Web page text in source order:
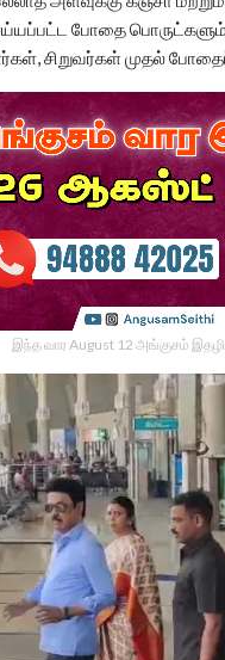
போதை
சிறுவர்கள் முதல் போதைப்
இந்த வார August 12 அங்குசம்